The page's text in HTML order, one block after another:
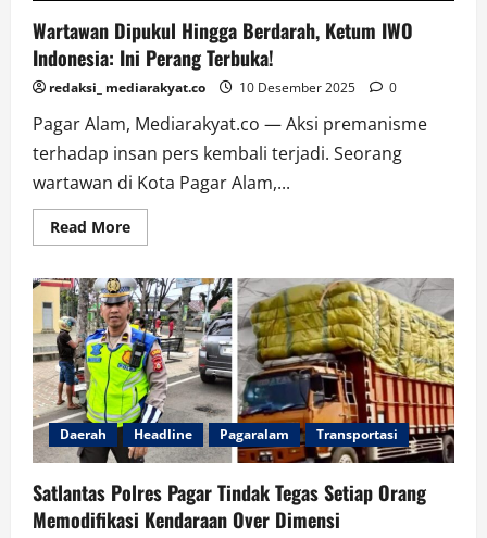
Wartawan Dipukul Hingga Berdarah, Ketum IWO
Indonesia: Ini Perang Terbuka!
redaksi_ mediarakyat.co 10 Desember 2025 0
Pagar Alam, Mediarakyat.co — Aksi premanisme
terhadap insan pers kembali terjadi. Seorang
wartawan di Kota Pagar Alam,...
Read MoreRead
more
Dipukul
Hingga
Berdarah,
Ketum
IWO
Indonesia:
Ini
Perang
Terbuka!
Daerah Headline Pagaralam Transportasi
Satlantas Polres Pagar Tindak Tegas Setiap Orang
Memodifikasi Kendaraan Over Dimensi